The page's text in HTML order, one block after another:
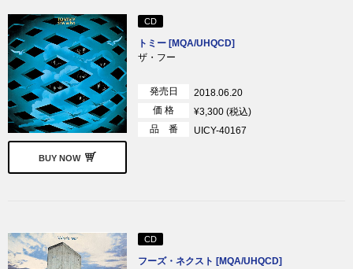
BUY NOW
CD
トミー [MQA/UHQCD]
ザ・フー
発売日
2018.06.20
価 格
¥3,300 (税込)
品 番
UICY-40167
CD
フーズ・ネクスト [MQA/UHQCD]